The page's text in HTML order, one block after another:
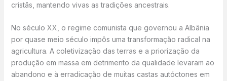
cristãs, mantendo vivas as tradições ancestrais.
No século XX, o regime comunista que governou a Albânia
por quase meio século impôs uma transformação radical na
agricultura. A coletivização das terras e a priorização da
produção em massa em detrimento da qualidade levaram ao
abandono e à erradicação de muitas castas autóctones em